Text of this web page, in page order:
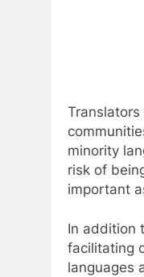
minority
risk of
important
In addition
facilitating
languages